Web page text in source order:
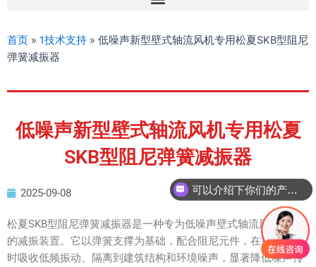
首页 » 1技术支持 » 低噪声新型壁式轴流风机专用松夏SKB型阻尼
弹簧减振器
低噪声新型壁式轴流风机专用松夏
SKB型阻尼弹簧减振器
2025-09-08
松夏SKB型阻尼弹簧减振器是一种专为低噪声壁式轴流风机设计
的减振装置。它以弹簧支撑为基础，配合阻尼元件，在风机运行
时吸收低频振动、隔离到建筑结构和环境噪声，显著降低噪声传
可以介绍下你们的产品么？